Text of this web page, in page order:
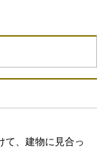
て、建物に見合っ